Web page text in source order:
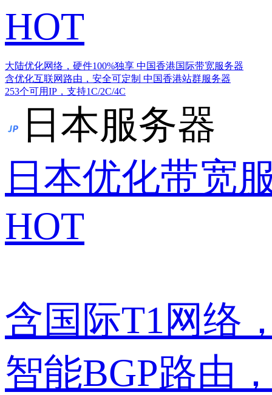
HOT
大陆优化网络，硬件100%独享 中国香港国际带宽服务器
含优化互联网路由，安全可定制 中国香港站群服务器
253个可用IP，支持1C/2C/4C
日本服务器
日本优化带宽
HOT
含国际T1网络
智能BGP路由